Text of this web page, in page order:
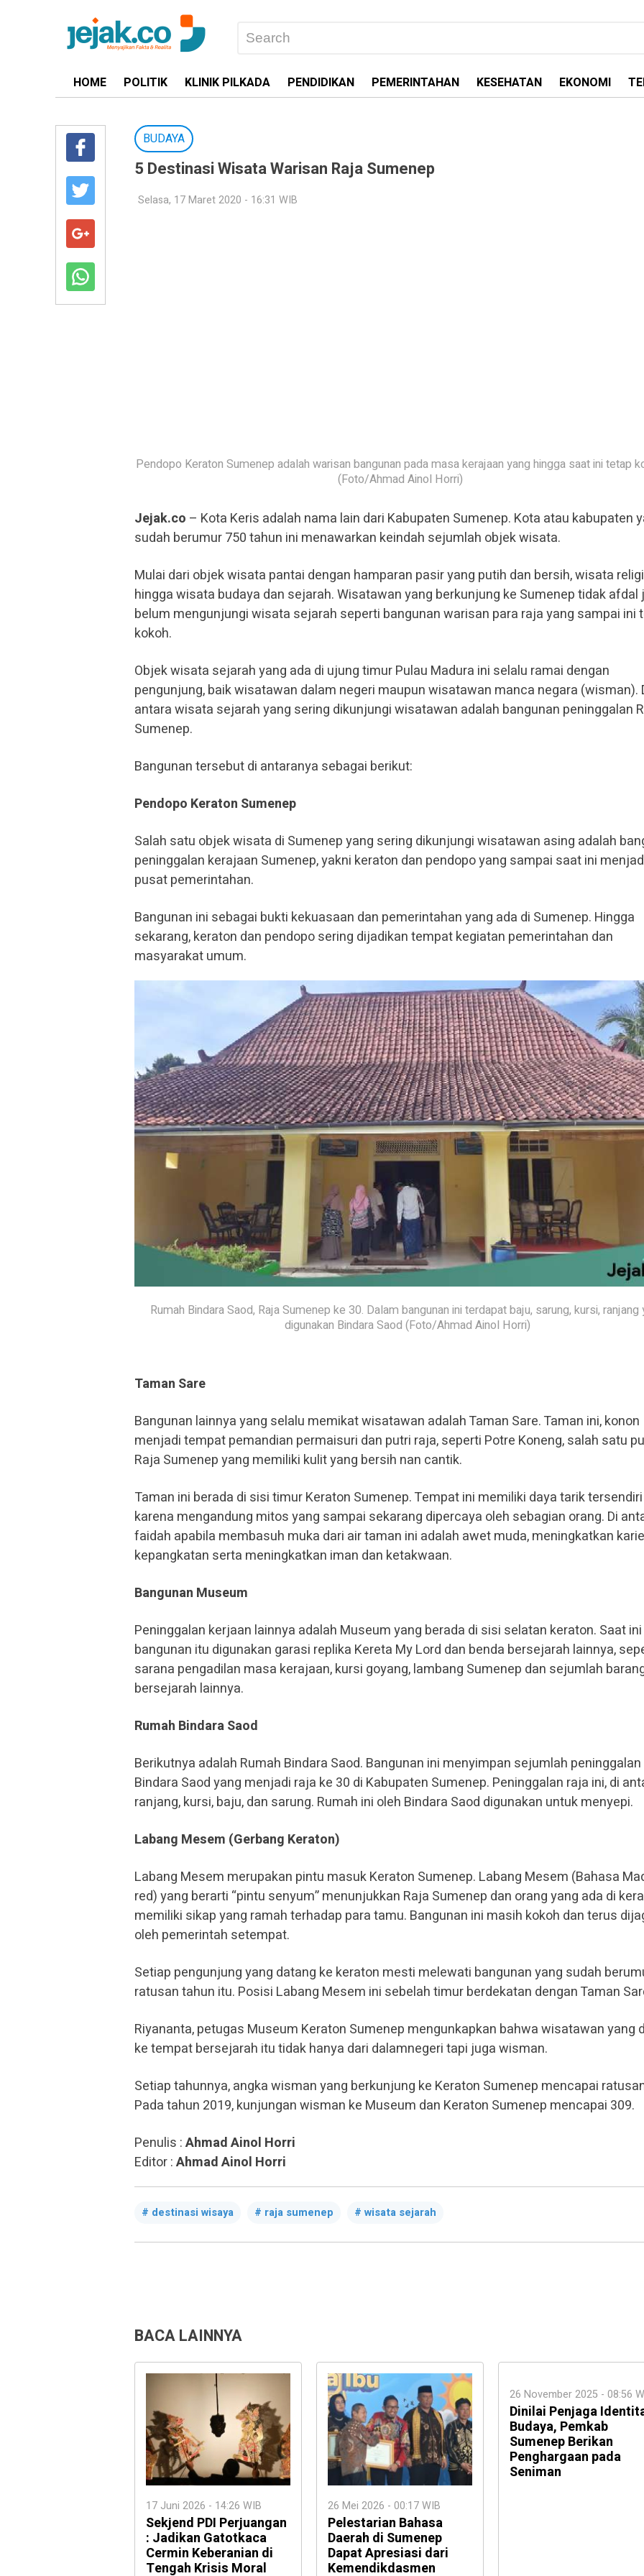
HOME POLITIK KLINIK PILKADA PENDIDIKAN PEMERINTAHAN KESEHATAN EKONOMI
BUDAYA
5 Destinasi Wisata Warisan Raja Sumenep
Selasa, 17 Maret 2020 - 16:31 WIB
Pendopo Keraton Sumenep adalah warisan bangunan pada masa kerajaan yang hingga saat ini tetap
(Foto/Ahmad Ainol Horri)
Jejak.co – Kota Keris adalah nama lain dari Kabupaten Sumenep. Kota atau kabupaten
sudah berumur 750 tahun ini menawarkan keindah sejumlah objek wisata.
Mulai dari objek wisata pantai dengan hamparan pasir yang putih dan bersih, wisata religi
hingga wisata budaya dan sejarah. Wisatawan yang berkunjung ke Sumenep tidak afdal
belum mengunjungi wisata sejarah seperti bangunan warisan para raja yang sampai ini
kokoh.
Objek wisata sejarah yang ada di ujung timur Pulau Madura ini selalu ramai dengan
pengunjung, baik wisatawan dalam negeri maupun wisatawan manca negara (wisman).
antara wisata sejarah yang sering dikunjungi wisatawan adalah bangunan peninggalan
Sumenep.
Bangunan tersebut di antaranya sebagai berikut:
Pendopo Keraton Sumenep
Salah satu objek wisata di Sumenep yang sering dikunjungi wisatawan asing adalah
peninggalan kerajaan Sumenep, yakni keraton dan pendopo yang sampai saat ini
pusat pemerintahan.
Bangunan ini sebagai bukti kekuasaan dan pemerintahan yang ada di Sumenep. Hingga
sekarang, keraton dan pendopo sering dijadikan tempat kegiatan pemerintahan dan
masyarakat umum.
Rumah Bindara Saod, Raja Sumenep ke 30. Dalam bangunan ini terdapat baju, sarung, kursi, ranjang
digunakan Bindara Saod (Foto/Ahmad Ainol Horri)
Taman Sare
Bangunan lainnya yang selalu memikat wisatawan adalah Taman Sare. Taman ini, konon
menjadi tempat pemandian permaisuri dan putri raja, seperti Potre Koneng, salah satu
Raja Sumenep yang memiliki kulit yang bersih nan cantik.
Taman ini berada di sisi timur Keraton Sumenep. Tempat ini memiliki daya tarik tersendiri
karena mengandung mitos yang sampai sekarang dipercaya oleh sebagian orang. Di
faidah apabila membasuh muka dari air taman ini adalah awet muda, meningkatkan
kepangkatan serta meningkatkan iman dan ketakwaan.
Bangunan Museum
Peninggalan kerjaan lainnya adalah Museum yang berada di sisi selatan keraton. Saat ini
bangunan itu digunakan garasi replika Kereta My Lord dan benda bersejarah lainnya,
sarana pengadilan masa kerajaan, kursi goyang, lambang Sumenep dan sejumlah
bersejarah lainnya.
Rumah Bindara Saod
Berikutnya adalah Rumah Bindara Saod. Bangunan ini menyimpan sejumlah peninggalan
Bindara Saod yang menjadi raja ke 30 di Kabupaten Sumenep. Peninggalan raja ini, di
ranjang, kursi, baju, dan sarung. Rumah ini oleh Bindara Saod digunakan untuk menyepi.
Labang Mesem (Gerbang Keraton)
Labang Mesem merupakan pintu masuk Keraton Sumenep. Labang Mesem (Bahasa
red) yang berarti “pintu senyum” menunjukkan Raja Sumenep dan orang yang ada di
memiliki sikap yang ramah terhadap para tamu. Bangunan ini masih kokoh dan terus
oleh pemerintah setempat.
Setiap pengunjung yang datang ke keraton mesti melewati bangunan yang sudah
ratusan tahun itu. Posisi Labang Mesem ini sebelah timur berdekatan dengan Taman
Riyananta, petugas Museum Keraton Sumenep mengunkapkan bahwa wisatawan yang
ke tempat bersejarah itu tidak hanya dari dalamnegeri tapi juga wisman.
Setiap tahunnya, angka wisman yang berkunjung ke Keraton Sumenep mencapai
Pada tahun 2019, kunjungan wisman ke Museum dan Keraton Sumenep mencapai 309.
Penulis :Ahmad Ainol Horri
Editor :Ahmad Ainol Horri
destinasi wisaya raja sumenep wisata sejarah
BACA LAINNYA
17 Juni 2026 - 14:26 WIB
Sekjend PDI Perjuangan
: Jadikan Gatotkaca
Cermin Keberanian di
Tengah Krisis Moral
26 Mei 2026 - 00:17 WIB
Pelestarian Bahasa
Daerah di Sumenep
Dapat Apresiasi dari
Kemendikdasmen
26 November 2025 - 08:56
Dinilai Penjaga
Budaya, Pemkab
Sumenep Berikan
Penghargaan pada
Seniman